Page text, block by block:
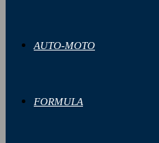
AUTO-MOTO
FORMULA